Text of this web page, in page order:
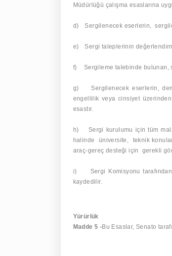
Müdürlüğü çalışma esaslarına
d) Sergilenecek eserlerin,
e) Sergi taleplerinin
f) Sergileme talebinde bulunan,
g)
Sergilenecek eserlerin,
engellilik veya cinsiyet üzerinden
esastır.
h)
Sergi kurulumu için tüm
halinde
üniversite,
teknik
araç-gereç desteği için
gerekli
i)
Sergi Komisyonu
kaydedilir.
Yürürlük
Madde 5 -Bu Esaslar, Senato